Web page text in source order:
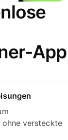
App
ohne versteckte